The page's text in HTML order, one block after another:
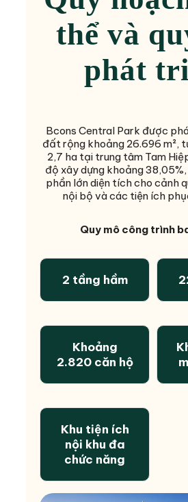
thể và
phát
Bcons Central Park được
đất rộng khoảng 26.696 m²,
2,7 ha tại trung tâm Tam
độ xây dựng khoảng
phần lớn diện tích cho cảnh
nội bộ và các tiện ích
Quy mô công trình
2 tầng hầm
Khoảng
2.820 căn hộ
Khu tiện ích
nội khu đa
chức năng